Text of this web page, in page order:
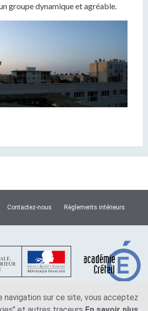
navigation sur ce site, vous acceptez
groupe dynamique et agréable.
Contactez-nous Règlements intérieurs